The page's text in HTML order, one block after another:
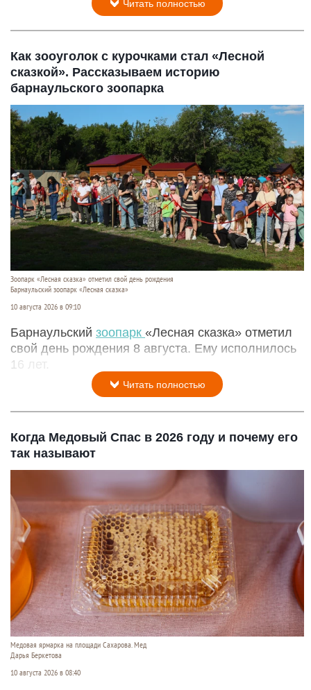
Читать полностью
Как зооуголок с курочками стал «Лесной
сказкой». Рассказываем историю
барнаульского зоопарка
Зоопарк «Лесная сказка» отметил свой день рождения
Барнаульский зоопарк «Лесная сказка»
10 августа 2026 в 09:10
Барнаульский зоопарк «Лесная сказка» отметил
свой день рождения 8 августа. Ему исполнилось
16 лет.
Читать полностью
Когда Медовый Спас в 2026 году и почему его
так называют
Медовая ярмарка на площади Сахарова. Мед
Дарья Беркетова
10 августа 2026 в 08:40